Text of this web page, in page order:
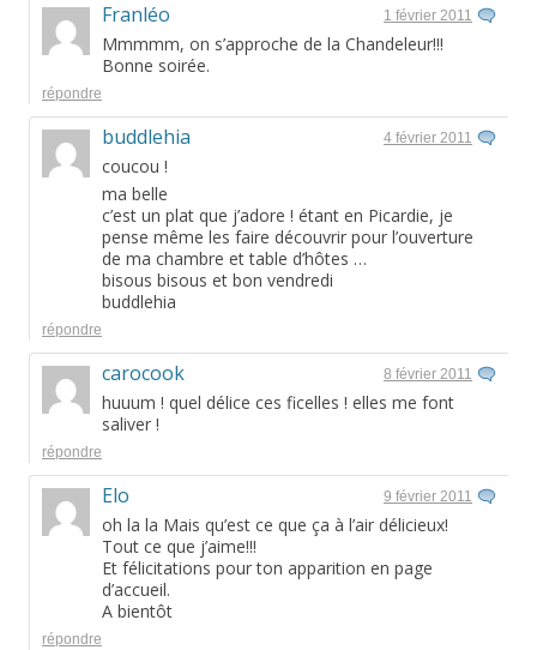
Franléo 1 février 2011
Mmmmm, on s’approche de la Chandeleur!!!
Bonne soirée.
répondre
buddlehia 4 février 2011
coucou !
ma belle
c’est un plat que j’adore ! étant en Picardie, je
pense même les faire découvrir pour l’ouverture
de ma chambre et table d’hôtes …
bisous bisous et bon vendredi
buddlehia
répondre
carocook 8 février 2011
huuum ! quel délice ces ficelles ! elles me font
saliver !
répondre
Elo 9 février 2011
oh la la Mais qu’est ce que ça à l’air délicieux!
Tout ce que j’aime!!!
Et félicitations pour ton apparition en page
d’accueil.
A bientôt
répondre